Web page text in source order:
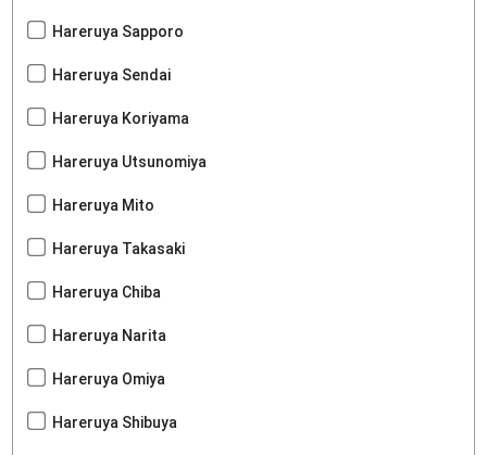
Hareruya Sapporo
Hareruya Sendai
Hareruya Koriyama
Hareruya Utsunomiya
Hareruya Mito
Hareruya Takasaki
Hareruya Chiba
Hareruya Narita
Hareruya Omiya
Hareruya Shibuya